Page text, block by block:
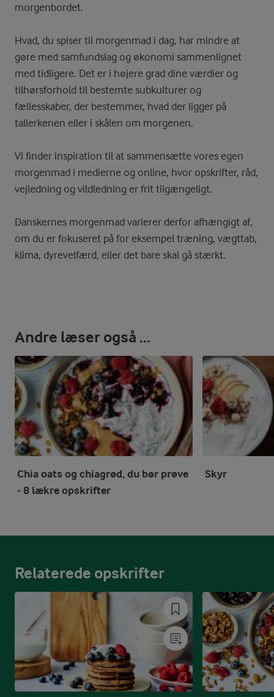
morgenbordet.
Hvad, du spiser til morgenmad i dag, har mindre at
gøre med samfundslag og økonomi sammenlignet
med tidligere. Det er i højere grad dine værdier og
tilhørsforhold til bestemte subkulturer og
fællesskaber, der bestemmer, hvad der ligger på
tallerkenen eller i skålen om morgenen.
Vi finder inspiration til at sammensætte vores egen
morgenmad i medierne og online, hvor opskrifter, råd,
vejledning og vildledning er frit tilgængeligt.
Danskernes morgenmad varierer derfor afhængigt af,
om du er fokuseret på for eksempel træning, vægttab,
klima, dyrevelfærd, eller det bare skal gå stærkt.
Andre læser også ...
Chia oats og chiagrød, du bør prøve
- 8 lækre opskrifter
Skyr
Relaterede opskrifter